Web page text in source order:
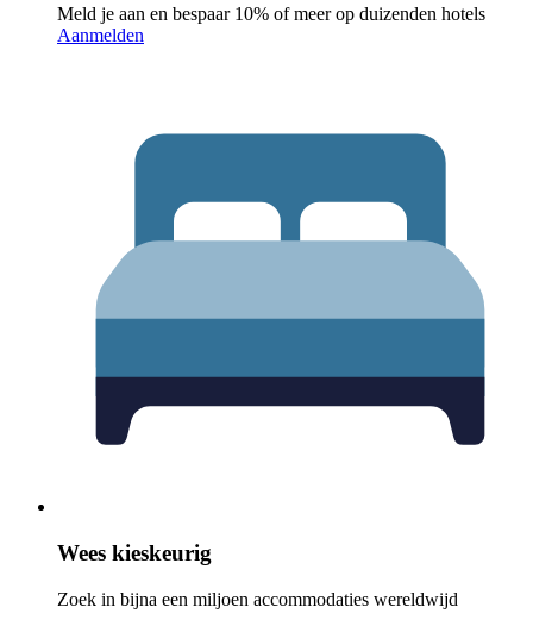
Meld je aan en bespaar 10% of meer op duizenden hotels
Aanmelden
Wees kieskeurig
Zoek in bijna een miljoen accommodaties wereldwijd